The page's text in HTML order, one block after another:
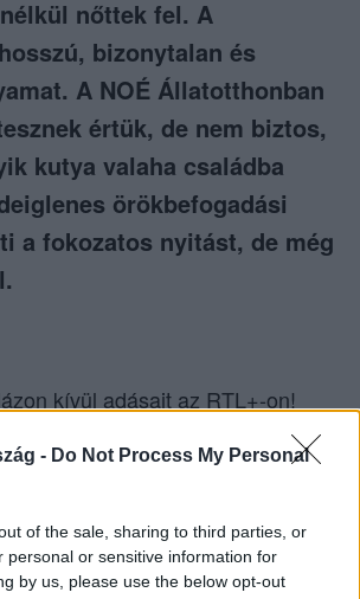
- Do Not Process My Personal
of the sale, sharing to third parties, or
personal or sensitive information for
by us, please use the below opt-out
nőttek fel. A
bizonytalan és
A NOÉ Állatotthonban
értük, de nem biztos,
kutya valaha családba
örökbefogadási
a fokozatos nyitást, de még
kívül adásait az RTL+-on!